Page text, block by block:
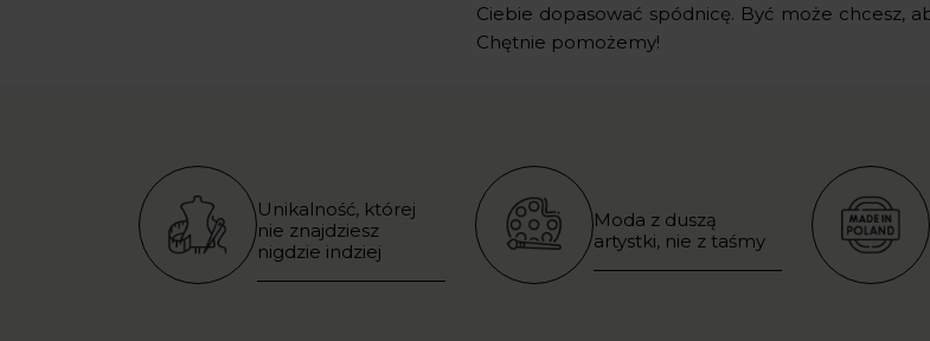
Ciebie dopasować spódnicę. Być może chcesz,
Chętnie pomożemy!
Unikalność, której
nie znajdziesz
nigdzie indziej
Moda z duszą
artystki, nie z taśmy